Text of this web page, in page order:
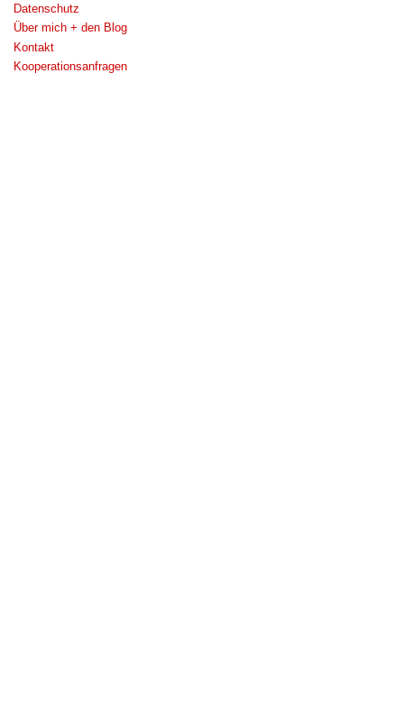
Datenschutz
Über mich + den Blog
Kontakt
Kooperationsanfragen